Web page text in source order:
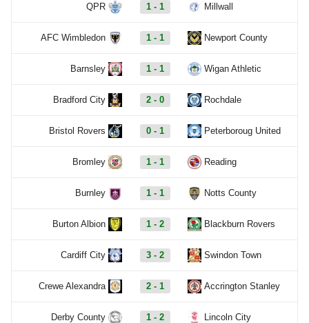
QPR 1 - 1 Millwall
AFC Wimbledon 1 - 1 Newport County
Barnsley 1 - 1 Wigan Athletic
Bradford City 2 - 0 Rochdale
Bristol Rovers 0 - 1 Peterboroug United
Bromley 1 - 1 Reading
Burnley 1 - 1 Notts County
Burton Albion 1 - 2 Blackburn Rovers
Cardiff City 3 - 2 Swindon Town
Crewe Alexandra 2 - 1 Accrington Stanley
Derby County 1 - 2 Lincoln City